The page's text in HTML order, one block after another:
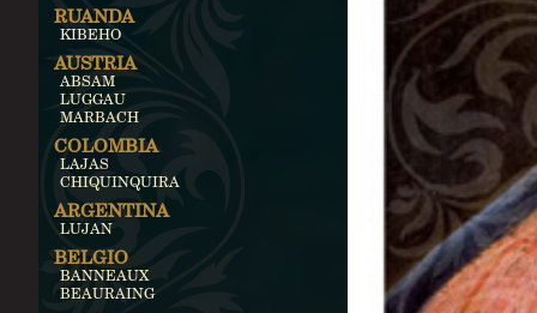
RUANDA
KIBEHO
AUSTRIA
ABSAM
LUGGAU
MARBACH
COLOMBIA
LAJAS
CHIQUINQUIRA
ARGENTINA
LUJAN
BELGIO
BANNEAUX
BEAURAING